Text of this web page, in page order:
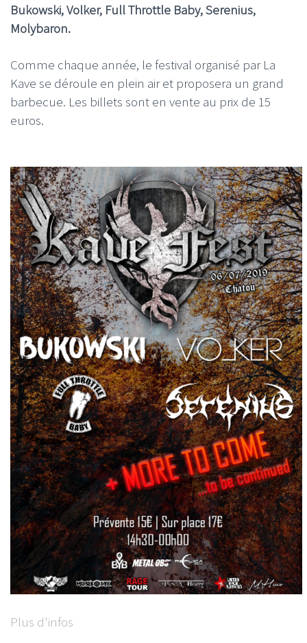
Bukowski, Volker, Full Throttle Baby, Serenius,
Molybaron.
Comme chaque année, le festival organisé par La
Kave se déroule en plein air et proposera un grand
barbecue. Les billets sont en vente au prix de 15
euros.
Plus d'infos